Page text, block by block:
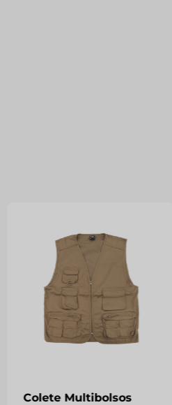
Colete Multibolsos